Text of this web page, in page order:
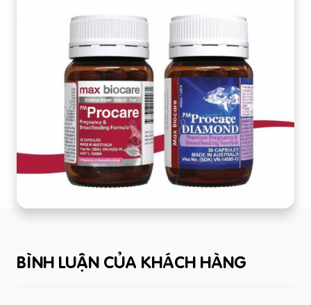
BÌNH LUẬN CỦA KHÁCH HÀNG